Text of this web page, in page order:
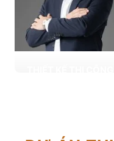
lựa chọn từ các gia đình